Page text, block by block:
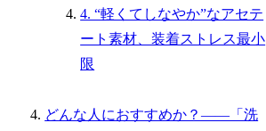
4. “軽くてしなやか”なアセテ
ート素材、装着ストレス最小
限
どんな人におすすめか？――「洗